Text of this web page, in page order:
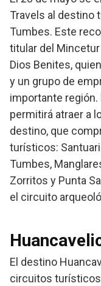
Travels al destino
Tumbes. Este
titular del
Dios Benites,
y un grupo de
importante
permitirá atraer a
destino, que
turísticos:
Tumbes,
Zorritos y Punta
el circuito
El destino
circuitos